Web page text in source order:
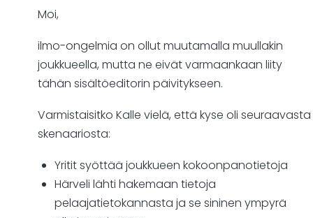
Moi,
ilmo-ongelmia on ollut muutamalla muullakin
joukkueella, mutta ne eivät varmaankaan liity
tähän sisältöeditorin päivitykseen.
Varmistaisitko Kalle vielä, että kyse oli seuraavasta
skenaariosta:
Yritit syöttää joukkueen kokoonpanotietoja
Härveli lähti hakemaan tietoja
pelaajatietokannasta ja se sininen ympyrä